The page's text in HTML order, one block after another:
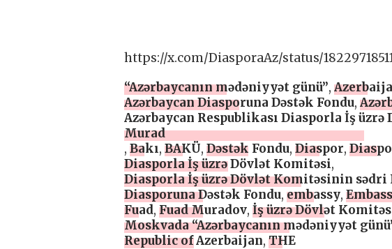
https://x.com/DiasporaAz/status/
“Azərbaycanın mədəniyyət günü”,
Azərbaycan Diasporuna Dəstək Fondu,
Azərbaycan Respublikası Diasporla İş
Murad
, Bakı, BAKÜ, Dəstək Fondu, Diaspor,
Diasporla İş üzrə Dövlət Komitəsi,
Diasporla İş üzrə Dövlət Komitəsinin sədri
Diasporuna Dəstək Fondu, embassy,
Fuad, Fuad Muradov, İş üzrə Dövlət
Moskvada “Azərbaycanın mədəniyyət
Republic of Azerbaijan, THE